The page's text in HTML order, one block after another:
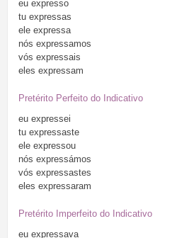
eu expresso
tu expressas
ele expressa
nós expressamos
vós expressais
eles expressam
Pretérito Perfeito do Indicativo
eu expressei
tu expressaste
ele expressou
nós expressámos
vós expressastes
eles expressaram
Pretérito Imperfeito do Indicativo
eu expressava